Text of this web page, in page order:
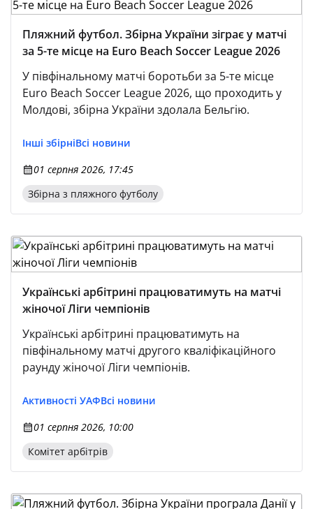
Пляжний футбол. Збірна України зіграє у матчі
за 5-те місце на Euro Beach Soccer League 2026
У півфінальному матчі боротьби за 5-те місце
Euro Beach Soccer League 2026, що проходить у
Молдові, збірна України здолала Бельгію.
Інші збірніВсі новини
01 серпня 2026, 17:45
Збірна з пляжного футболу
Українські арбітрині працюватимуть на матчі
жіночої Ліги чемпіонів
Українські арбітрині працюватимуть на
півфінальному матчі другого кваліфікаційного
раунду жіночої Ліги чемпіонів.
Активності УАФВсі новини
01 серпня 2026, 10:00
Комітет арбітрів